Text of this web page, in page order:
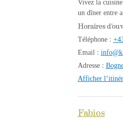
Vivez la
un dîner entre
Horaires
Téléphone :
Email :
Adresse :
Afficher
Fabios